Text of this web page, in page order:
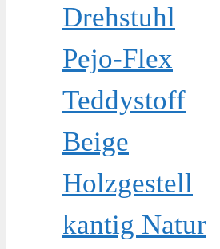
Drehstuhl
Pejo-Flex
Teddystoff
Beige
Holzgestell
kantig Natur